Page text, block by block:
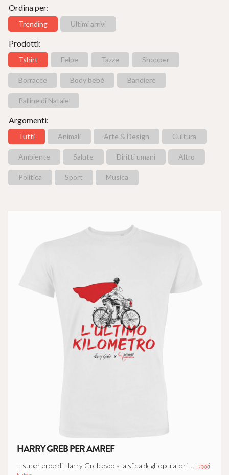
Ordina per:
Trending Ultimi arrivi
Prodotti:
Tshirt Felpe Tazze Shopper
Borracce Body bebè Bandiere
Palline di Natale
Argomenti:
Tutti Animali Arte & Design Cultura
Ambiente Salute Diritti umani Altro
Politica Sport Musica
HARRY GREB PER AMREF
Il super eroe di Harry Greb evoca la sfida degli operatori ... Leggi